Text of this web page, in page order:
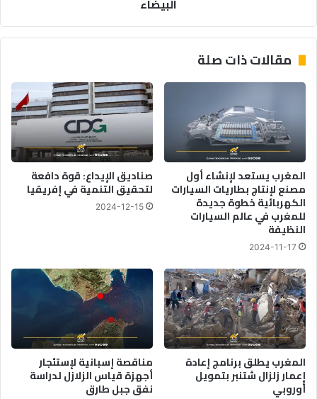
البيضاء
مقالات ذات صلة
المغرب يستعد لإنشاء أول
مصنع لإنتاج بطاريات السيارات
الكهربائية خطوة جديدة
للمغرب في عالم السيارات
النظيفة
2024-11-17
صناديق الإيداع: قوة دافعة
لتحقيق التنمية في إفريقيا
2024-12-15
المغرب يطلق برنامج إعادة
إعمار زلزال شتنبر بتمويل
أوروبي
مناقصة إسبانية لإستئجار
أجهزة قياس الزلازل لدراسة
نفق جبل طارق